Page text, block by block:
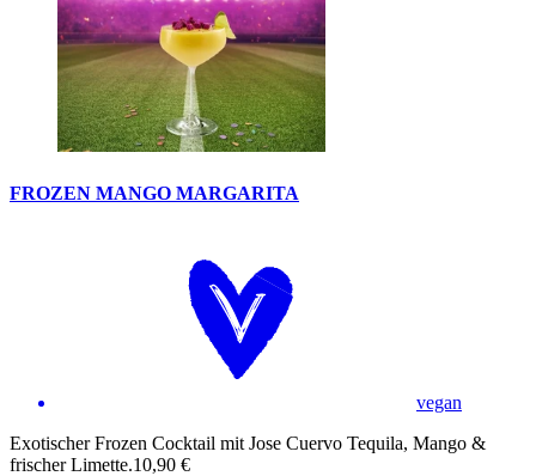
FROZEN MANGO MARGARITA
vegan
Exotischer Frozen Cocktail mit Jose Cuervo Tequila, Mango &
frischer Limette.10,90 €